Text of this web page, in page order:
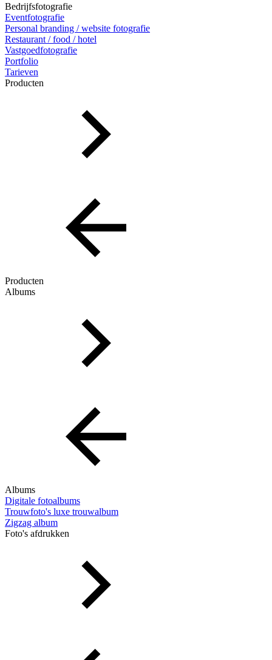
Bedrijfsfotografie
Eventfotografie
Personal branding / website fotografie
Restaurant / food / hotel
Vastgoedfotografie
Portfolio
Tarieven
Producten
Producten
Albums
Albums
Digitale fotoalbums
Trouwfoto's luxe trouwalbum
Zigzag album
Foto's afdrukken